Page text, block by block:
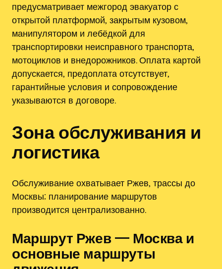
предусматривает межгород эвакуатор с
открытой платформой‚ закрытым кузовом‚
манипулятором и лебёдкой для
транспортировки неисправного транспорта‚
мотоциклов и внедорожников. Оплата картой
допускается‚ предоплата отсутствует‚
гарантийные условия и сопровождение
указываются в договоре.
Зона обслуживания и
логистика
Обслуживание охватывает Ржев‚ трассы до
Москвы; планирование маршрутов
производится централизованно.
Маршрут Ржев — Москва и
основные маршруты